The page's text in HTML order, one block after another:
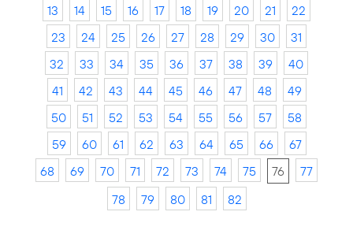
13
14 15 16 17 18 19 20 21
22
23
24 25 26 27 28 29 30
31
32
33 34 35 36 37 38 39
40
41
42 43 44 45 46 47 48
49
50
51 52 53 54 55 56 57
58
59
60 61 62 63 64 65 66
67
68
69 70 71 72 73 74 75 76
77
78
79 80 81 82